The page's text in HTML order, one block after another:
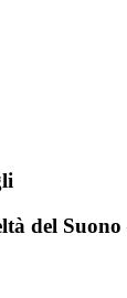
del Suono